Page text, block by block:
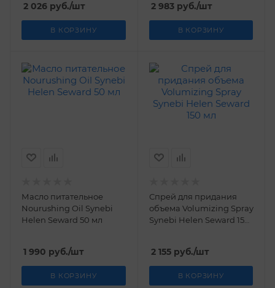
2 026 руб./шт
В КОРЗИНУ
2 983руб./шт
В КОРЗИНУ
Масло питательное
Nourushing Oil Synebi
Helen Seward 50 мл
1 990 руб./шт
В КОРЗИНУ
Спрей для придания
объема Volumizing Spray
Synebi Helen Seward 150
2 155руб./шт
В КОРЗИНУ